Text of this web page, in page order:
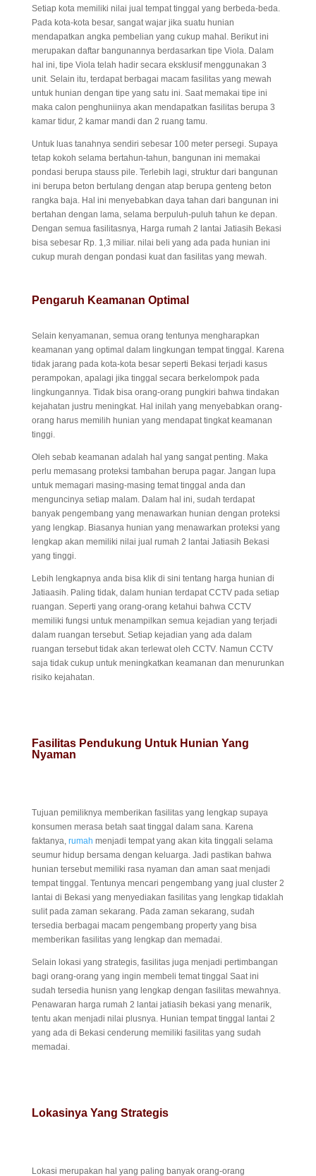
Setiap kota memiliki nilai jual tempat tinggal yang berbeda-beda.
Pada kota-kota besar, sangat wajar jika suatu hunian
mendapatkan angka pembelian yang cukup mahal. Berikut ini
merupakan daftar bangunannya berdasarkan tipe Viola. Dalam
hal ini, tipe Viola telah hadir secara eksklusif menggunakan 3
unit. Selain itu, terdapat berbagai macam fasilitas yang mewah
untuk hunian dengan tipe yang satu ini. Saat memakai tipe ini
maka calon penghuniinya akan mendapatkan fasilitas berupa 3
kamar tidur, 2 kamar mandi dan 2 ruang tamu.
Untuk luas tanahnya sendiri sebesar 100 meter persegi. Supaya
tetap kokoh selama bertahun-tahun, bangunan ini memakai
pondasi berupa stauss pile. Terlebih lagi, struktur dari bangunan
ini berupa beton bertulang dengan atap berupa genteng beton
rangka baja. Hal ini menyebabkan daya tahan dari bangunan ini
bertahan dengan lama, selama berpuluh-puluh tahun ke depan.
Dengan semua fasilitasnya, Harga rumah 2 lantai Jatiasih Bekasi
bisa sebesar Rp. 1,3 miliar. nilai beli yang ada pada hunian ini
cukup murah dengan pondasi kuat dan fasilitas yang mewah.
Pengaruh Keamanan Optimal
Selain kenyamanan, semua orang tentunya mengharapkan
keamanan yang optimal dalam lingkungan tempat tinggal. Karena
tidak jarang pada kota-kota besar seperti Bekasi terjadi kasus
perampokan, apalagi jika tinggal secara berkelompok pada
lingkungannya. Tidak bisa orang-orang pungkiri bahwa tindakan
kejahatan justru meningkat. Hal inilah yang menyebabkan orang-
orang harus memilih hunian yang mendapat tingkat keamanan
tinggi.
Oleh sebab keamanan adalah hal yang sangat penting. Maka
perlu memasang proteksi tambahan berupa pagar. Jangan lupa
untuk memagari masing-masing temat tinggal anda dan
menguncinya setiap malam. Dalam hal ini, sudah terdapat
banyak pengembang yang menawarkan hunian dengan proteksi
yang lengkap. Biasanya hunian yang menawarkan proteksi yang
lengkap akan memiliki nilai jual rumah 2 lantai Jatiasih Bekasi
yang tinggi.
Lebih lengkapnya anda bisa klik di sini tentang harga hunian di
Jatiaasih. Paling tidak, dalam hunian terdapat CCTV pada setiap
ruangan. Seperti yang orang-orang ketahui bahwa CCTV
memiliki fungsi untuk menampilkan semua kejadian yang terjadi
dalam ruangan tersebut. Setiap kejadian yang ada dalam
ruangan tersebut tidak akan terlewat oleh CCTV. Namun CCTV
saja tidak cukup untuk meningkatkan keamanan dan menurunkan
risiko kejahatan.
Fasilitas Pendukung Untuk Hunian Yang
Nyaman
Tujuan pemiliknya memberikan fasilitas yang lengkap supaya
konsumen merasa betah saat tinggal dalam sana. Karena
faktanya, rumah menjadi tempat yang akan kita tinggali selama
seumur hidup bersama dengan keluarga. Jadi pastikan bahwa
hunian tersebut memiliki rasa nyaman dan aman saat menjadi
tempat tinggal. Tentunya mencari pengembang yang jual cluster 2
lantai di Bekasi yang menyediakan fasilitas yang lengkap tidaklah
sulit pada zaman sekarang. Pada zaman sekarang, sudah
tersedia berbagai macam pengembang property yang bisa
memberikan fasilitas yang lengkap dan memadai.
Selain lokasi yang strategis, fasilitas juga menjadi pertimbangan
bagi orang-orang yang ingin membeli temat tinggal Saat ini
sudah tersedia hunisn yang lengkap dengan fasilitas mewahnya.
Penawaran harga rumah 2 lantai jatiasih bekasi yang menarik,
tentu akan menjadi nilai plusnya. Hunian tempat tinggal lantai 2
yang ada di Bekasi cenderung memiliki fasilitas yang sudah
memadai.
Lokasinya Yang Strategis
Lokasi merupakan hal yang paling banyak orang-orang